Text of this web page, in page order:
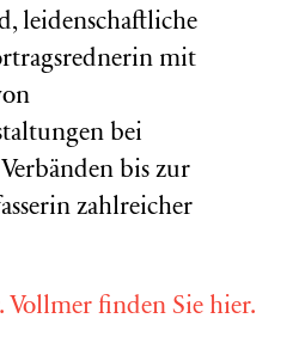
leidenschaftliche
mit
bei
bis zur
zahlreicher
finden Sie hier.